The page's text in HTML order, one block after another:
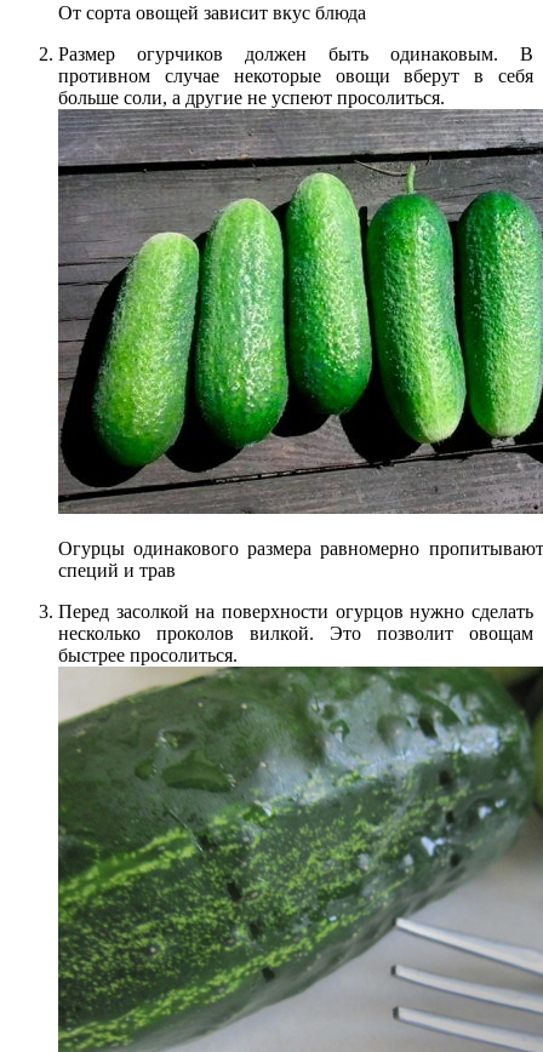
От сорта овощей зависит вкус блюда
Размер огурчиков должен быть одинаковым. В
противном случае некоторые овощи вберут в себя
больше соли, а другие не успеют просолиться.
Огурцы одинакового размера равномерно
специй и трав
Перед засолкой на поверхности огурцов нужно сделать
несколько проколов вилкой. Это позволит овощам
быстрее просолиться.